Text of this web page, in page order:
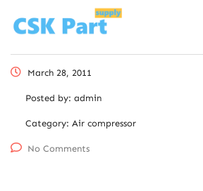
March 28, 2011
Posted by: admin
Category: Air compressor
No Comments